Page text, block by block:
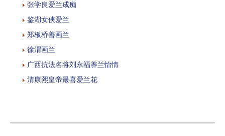
张学良爱兰成痴
鉴湖女侠爱兰
郑板桥善画兰
徐渭画兰
广西抗法名将刘永福养兰怡情
清康熙皇帝最喜爱兰花